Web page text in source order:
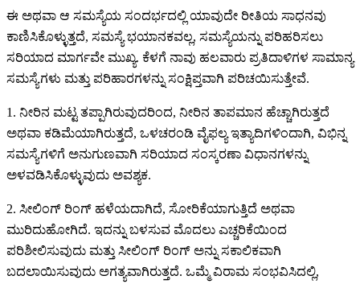
ಈ ಅಥವಾ ಆ ಸಮಸ್ಯೆಯ ಸಂದರ್ಭದಲ್ಲಿ ಯಾವುದೇ ರೀತಿಯ ಸಾಧನವು
ಕಾಣಿಸಿಕೊಳ್ಳುತ್ತದೆ, ಸಮಸ್ಯೆ ಭಯಾನಕವಲ್ಲ, ಸಮಸ್ಯೆಯನ್ನು ಪರಿಹರಿಸಲು
ಸರಿಯಾದ ಮಾರ್ಗವೇ ಮುಖ್ಯ. ಕೆಳಗೆ ನಾವು ಹಲವಾರು ಪ್ರತಿದಾಳಿಗಳ ಸಾಮಾನ್ಯ
ಸಮಸ್ಯೆಗಳು ಮತ್ತು ಪರಿಹಾರಗಳನ್ನು ಸಂಕ್ಷಿಪ್ತವಾಗಿ ಪರಿಚಯಿಸುತ್ತೇವೆ.
1. ನೀರಿನ ಮಟ್ಟ ತಪ್ಪಾಗಿರುವುದರಿಂದ, ನೀರಿನ ತಾಪಮಾನ ಹೆಚ್ಚಾಗಿರುತ್ತದೆ
ಅಥವಾ ಕಡಿಮೆಯಾಗಿರುತ್ತದೆ, ಒಳಚರಂಡಿ ವೈಫಲ್ಯ ಇತ್ಯಾದಿಗಳಿಂದಾಗಿ, ವಿಭಿನ್ನ
ಸಮಸ್ಯೆಗಳಿಗೆ ಅನುಗುಣವಾಗಿ ಸರಿಯಾದ ಸಂಸ್ಕರಣಾ ವಿಧಾನಗಳನ್ನು
ಅಳವಡಿಸಿಕೊಳ್ಳುವುದು ಅವಶ್ಯಕ.
2. ಸೀಲಿಂಗ್ ರಿಂಗ್ ಹಳೆಯದಾಗಿದೆ, ಸೋರಿಕೆಯಾಗುತ್ತಿದೆ ಅಥವಾ
ಮುರಿದುಹೋಗಿದೆ. ಇದನ್ನು ಬಳಸುವ ಮೊದಲು ಎಚ್ಚರಿಕೆಯಿಂದ
ಪರಿಶೀಲಿಸುವುದು ಮತ್ತು ಸೀಲಿಂಗ್ ರಿಂಗ್ ಅನ್ನು ಸಕಾಲಿಕವಾಗಿ
ಬದಲಾಯಿಸುವುದು ಅಗತ್ಯವಾಗಿರುತ್ತದೆ. ಒಮ್ಮೆ ವಿರಾಮ ಸಂಭವಿಸಿದಲ್ಲಿ,